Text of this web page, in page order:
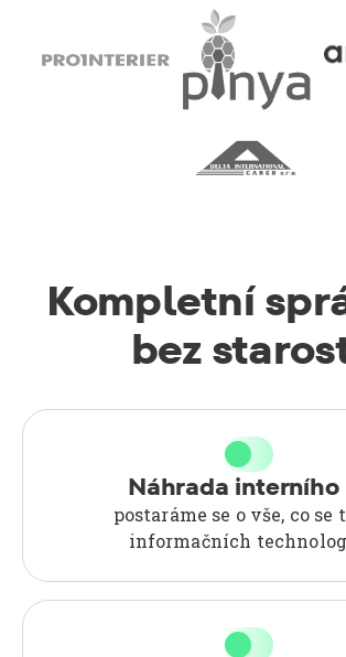
Kompletní
bez
Náhrada interního
postaráme se o vše, co se
informačních